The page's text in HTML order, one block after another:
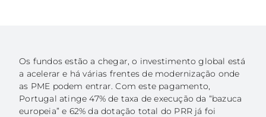
NOTÍCIAS
CONTACTOS
EN
Os fundos estão a chegar, o investimento global está
a acelerar e há várias frentes de modernização onde
as PME podem entrar. Com este pagamento,
Portugal atinge 47% de taxa de execução da “bazuca
europeia” e 62% da dotação total do PRR já foi